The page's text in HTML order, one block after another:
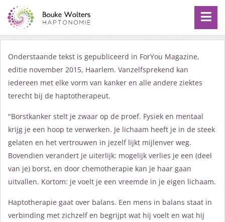
Onderstaande tekst is gepubliceerd in ForYou Magazine,
editie november 2015, Haarlem. Vanzelfsprekend kan
iedereen met elke vorm van kanker en alle andere ziektes
terecht bij de haptotherapeut.
"Borstkanker stelt je zwaar op de proef. Fysiek en mentaal
krijg je een hoop te verwerken. Je lichaam heeft je in de steek
gelaten en het vertrouwen in jezelf lijkt mijlenver weg.
Bovendien verandert je uiterlijk: mogelijk verlies je een (deel
van je) borst, en door chemotherapie kan je haar gaan
uitvallen. Kortom: je voelt je een vreemde in je eigen lichaam.
Haptotherapie gaat over balans. Een mens in balans staat in
verbinding met zichzelf en begrijpt wat hij voelt en wat hij